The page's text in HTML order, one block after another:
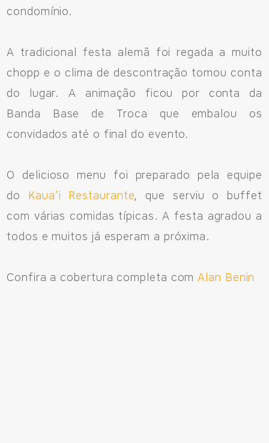
556692085083
condomínio.
A tradicional festa alemã foi regada a muito
chopp e o clima de descontração tomou conta
do lugar. A animação ficou por conta da
Banda Base de Troca que embalou os
convidados até o final do evento.
O delicioso menu foi preparado pela equipe
do Kaua’i Restaurante, que serviu o buffet
com várias comidas típicas. A festa agradou a
todos e muitos já esperam a próxima.
Confira a cobertura completa comAlan Benin